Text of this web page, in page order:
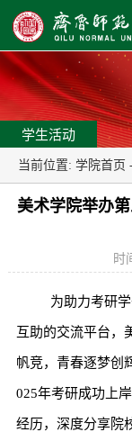
学生活动
当前位置: 学院首页
美术学院举办
时
为助力考研
互助的交流平台，
帆竞，青春逐梦创
025年考研成功上
经历，深度分享院